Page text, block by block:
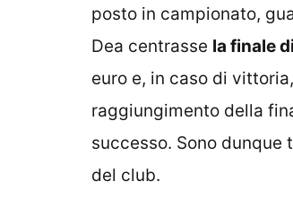
posto in campionato,
Dea centrasse la finale
euro e, in caso di
raggiungimento della
successo. Sono
del club.